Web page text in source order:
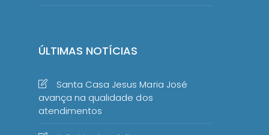
ÚLTIMAS NOTÍCIAS
Santa Casa Jesus Maria José
avança na qualidade dos
atendimentos